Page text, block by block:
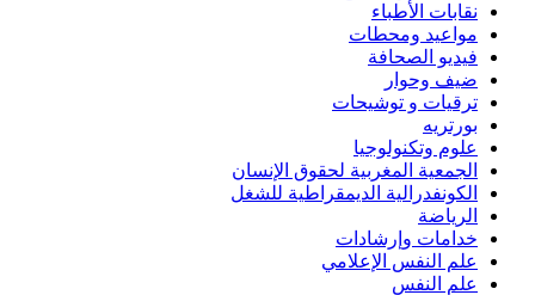
نقابات الأطباء
مواعيد ومحطات
فيديو الصحافة
ضيف وحوار
ترقيات و توشيحات
بورتريه
علوم وتكنولوجيا
الجمعية المغربية لحقوق الإنسان
الكونفدرالية الديمقراطية للشغل
الرياضة
خدامات وإرشادات
علم النفس الإعلامي
علم النفس